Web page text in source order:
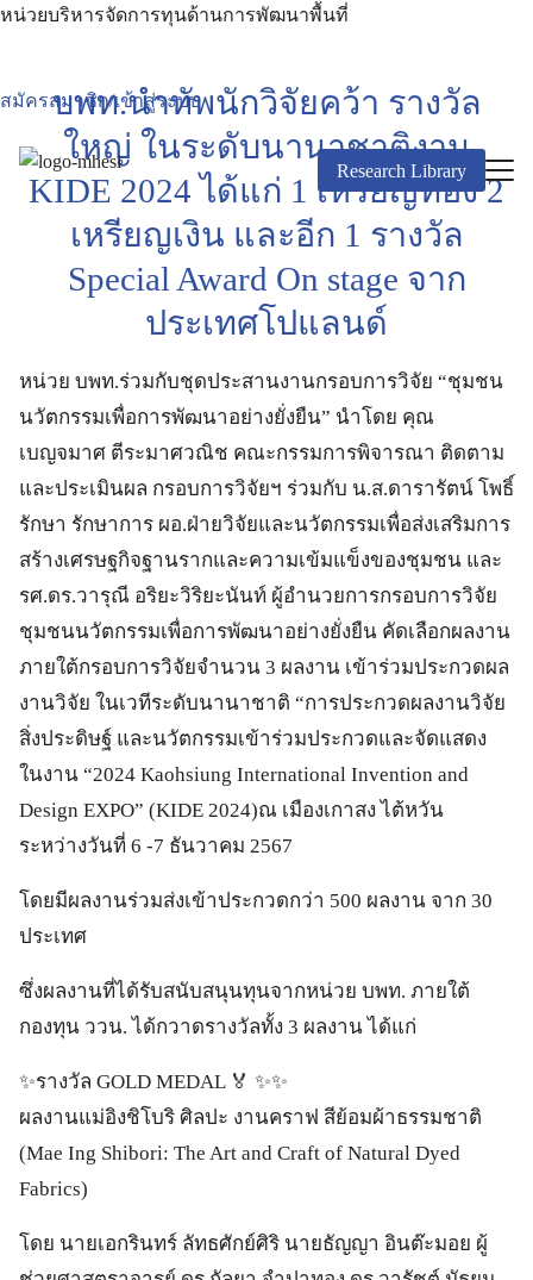
หน่วยบริหารจัดการทุนด้านการพัฒนาพื้นที่
สมัครสมาชิก/เข้าสู่ระบบ
Research Library
บพท.นำทัพนักวิจัยคว้า รางวัล
ใหญ่ ในระดับนานาชาติงาน
KIDE 2024 ได้แก่ 1 เหรียญทอง 2
เหรียญเงิน และอีก 1 รางวัล
Special Award On stage จาก
ประเทศโปแลนด์
หน่วย บพท.ร่วมกับชุดประสานงานกรอบการวิจัย “ชุมชน
นวัตกรรมเพื่อการพัฒนาอย่างยั่งยืน” นำโดย คุณ
เบญจมาศ ตีระมาศวณิช คณะกรรมการพิจารณา ติดตาม
และประเมินผล กรอบการวิจัยฯ ร่วมกับ น.ส.ดารารัตน์ โพธิ์
รักษา รักษาการ ผอ.ฝ่ายวิจัยและนวัตกรรมเพื่อส่งเสริมการ
สร้างเศรษฐกิจฐานรากและความเข้มแข็งของชุมชน และ
รศ.ดร.วารุณี อริยะวิริยะนันท์ ผู้อำนวยการกรอบการวิจัย
ชุมชนนวัตกรรมเพื่อการพัฒนาอย่างยั่งยืน คัดเลือกผลงาน
ภายใต้กรอบการวิจัยจำนวน 3 ผลงาน เข้าร่วมประกวดผล
งานวิจัย ในเวทีระดับนานาชาติ “การประกวดผลงานวิจัย
สิ่งประดิษฐ์ และนวัตกรรมเข้าร่วมประกวดและจัดแสดง
ในงาน “2024 Kaohsiung International Invention and
Design EXPO” (KIDE 2024)ณ เมืองเกาสง ไต้หวัน
ระหว่างวันที่ 6 -7 ธันวาคม 2567
โดยมีผลงานร่วมส่งเข้าประกวดกว่า 500 ผลงาน จาก 30
ประเทศ
ซึ่งผลงานที่ได้รับสนับสนุนทุนจากหน่วย บพท. ภายใต้
กองทุน ววน. ได้กวาดรางวัลทั้ง 3 ผลงาน ได้แก่
✨️รางวัล GOLD MEDAL 🏅 ✨️✨️
ผลงานแม่อิงชิโบริ ศิลปะ งานคราฟ สีย้อมผ้าธรรมชาติ
(Mae Ing Shibori: The Art and Craft of Natural Dyed
Fabrics)
โดย นายเอกรินทร์ ลัทธศักย์ศิริ นายธัญญา อินต๊ะมอย ผู้